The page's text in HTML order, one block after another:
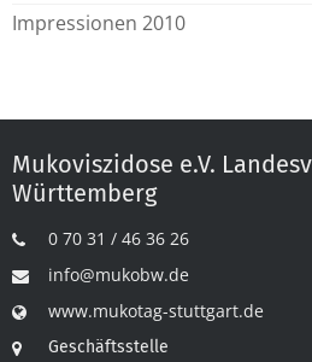
Impressionen 2010
Mukoviszidose e.V.
Württemberg
0 70 31 / 46 36 26
info@mukobw.de
www.mukotag-stuttgart.de
Geschäftsstelle